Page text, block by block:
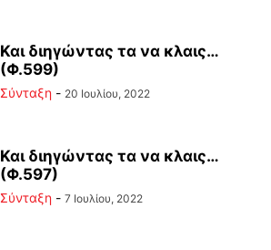
Και διηγώντας τα να κλαις…
(Φ.599)
Σύνταξη - 20 Ιουλίου, 2022
Και διηγώντας τα να κλαις…
(Φ.597)
Σύνταξη - 7 Ιουλίου, 2022